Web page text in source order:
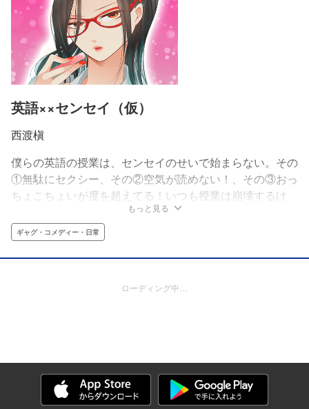
英語××センセイ（仮）
西渡槇
僕らの英語の授業は、センセイのせいで始まらない。その
①無駄にセクシー、その②空気が読めない！、その③おっ
ちょこちょいが度を超えてる！いつも授業は崩壊するけ
ど、それでもセンセイは諦めない。カラダで学ぶ英語のオ
ベンキョSEXYギャグ！
もっと見る
ギャグ・コメディー・日常
ローディング中…